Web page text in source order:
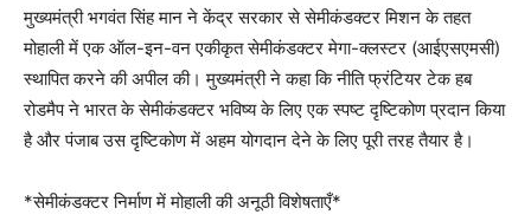
मुख्यमंत्री भगवंत सिंह मान ने केंद्र सरकार से सेमीकंडक्टर मिशन के तहत
मोहाली में एक ऑल-इन-वन एकीकृत सेमीकंडक्टर मेगा-क्लस्टर (आईएसएमसी)
स्थापित करने की अपील की। मुख्यमंत्री ने कहा कि नीति फ्रंटियर टेक हब
रोडमैप ने भारत के सेमीकंडक्टर भविष्य के लिए एक स्पष्ट दृष्टिकोण प्रदान किया
है और पंजाब उस दृष्टिकोण में अहम योगदान देने के लिए पूरी तरह तैयार है।
*सेमीकंडक्टर निर्माण में मोहाली की अनूठी विशेषताएँ*